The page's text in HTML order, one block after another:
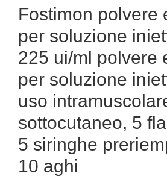
Fostimon polvere
per soluzione
225 ui/ml polvere
per soluzione
uso
sottocutaneo, 5
5 siringhe
10 aghi